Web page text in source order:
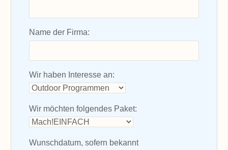
Name der Firma:
Wir haben Interesse an:
Wir möchten folgendes Paket:
Wunschdatum, sofern bekannt